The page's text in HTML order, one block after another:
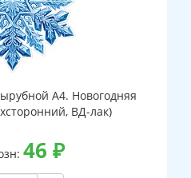
А4. Новогодняя
ВД-лак)
46 ₽